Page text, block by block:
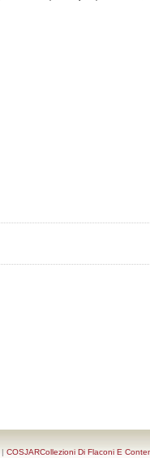
| COSJARCollezioni Di Flaconi E